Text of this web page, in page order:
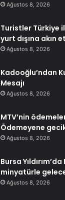
Ağustos 8, 2026
Turistler Türkiye
yurt dışına akın
Ağustos 8, 2026
Kadooğlu’ndan
Mesajı
Ağustos 8, 2026
MTV’nin
Ödemeyene
Ağustos 8, 2026
Bursa
minyatürle
Ağustos 8, 2026